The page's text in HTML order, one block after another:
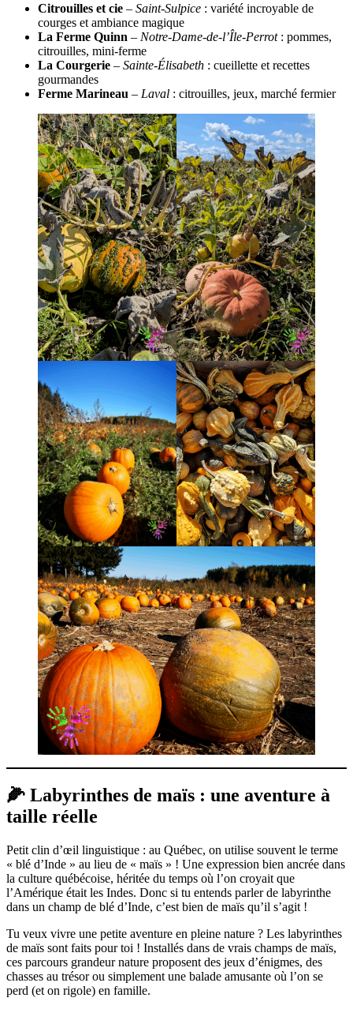
Citrouilles et cie – Saint-Sulpice : variété incroyable de
courges et ambiance magique
La Ferme Quinn – Notre-Dame-de-l’Île-Perrot: pommes,
citrouilles, mini-ferme
La Courgerie – Sainte-Élisabeth : cueillette et recettes
gourmandes
Ferme Marineau – Laval : citrouilles, jeux, marché fermier
🌽 Labyrinthes de maïs : une aventure à
taille réelle
Petit clin d’œil linguistique : au Québec, on utilise souvent le terme
« blé d’Inde » au lieu de « maïs » ! Une expression bien ancrée dans
la culture québécoise, héritée du temps où l’on croyait que
l’Amérique était les Indes. Donc si tu entends parler de labyrinthe
dans un champ de blé d’Inde, c’est bien de maïs qu’il s’agit !
Tu veux vivre une petite aventure en pleine nature ? Les labyrinthes
de maïs sont faits pour toi ! Installés dans de vrais champs de maïs,
ces parcours grandeur nature proposent des jeux d’énigmes, des
chasses au trésor ou simplement une balade amusante où l’on se
perd (et on rigole) en famille.